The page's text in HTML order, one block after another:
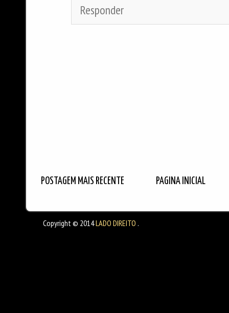
Responder
POSTAGEM MAIS RECENTE PÁGINA INICIAL
Copyright © 2014LADO DIREITO .